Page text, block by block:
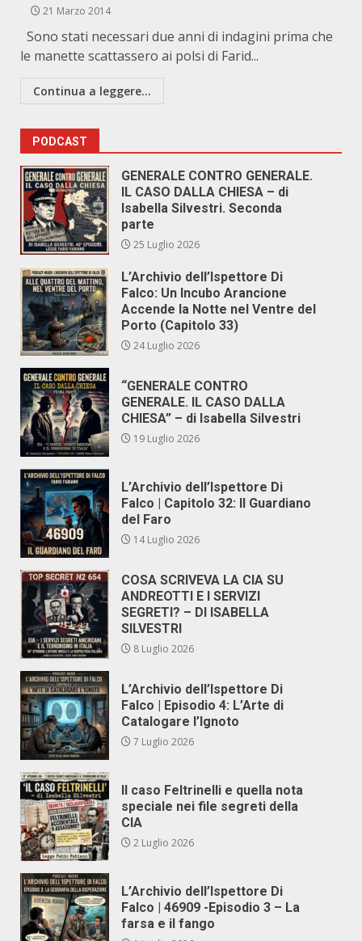
21 Marzo 2014
Sono stati necessari due anni di indagini prima che
le manette scattassero ai polsi di Farid...
Continua a leggere...
PODCAST
GENERALE CONTRO GENERALE.
IL CASO DALLA CHIESA – di
Isabella Silvestri. Seconda
parte
25 Luglio 2026
L’Archivio dell’Ispettore Di
Falco: Un Incubo Arancione
Accende la Notte nel Ventre del
Porto (Capitolo 33)
24 Luglio 2026
“GENERALE CONTRO
GENERALE. IL CASO DALLA
CHIESA” – di Isabella Silvestri
19 Luglio 2026
L’Archivio dell’Ispettore Di
Falco | Capitolo 32: Il Guardiano
del Faro
14 Luglio 2026
COSA SCRIVEVA LA CIA SU
ANDREOTTI E I SERVIZI
SEGRETI? – DI ISABELLA
SILVESTRI
8 Luglio 2026
L’Archivio dell’Ispettore Di
Falco | Episodio 4: L’Arte di
Catalogare l’Ignoto
7 Luglio 2026
Il caso Feltrinelli e quella nota
speciale nei file segreti della
CIA
2 Luglio 2026
L’Archivio dell’Ispettore Di
Falco | 46909 -Episodio 3 – La
farsa e il fango